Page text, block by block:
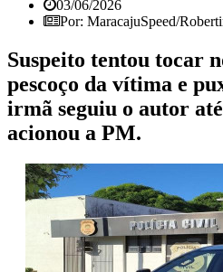
03/06/2026
Por: MaracajuSpeed/
Suspeito tentou tocar
pescoço da vítima e
irmã seguiu o autor
acionou a PM.